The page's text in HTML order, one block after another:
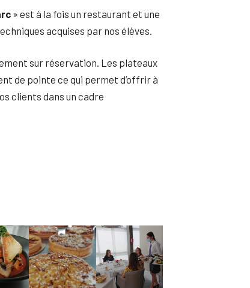
» est à la fois un restaurant et une
acquises par nos élèves.
sur réservation. Les plateaux
de pointe ce qui permet d’offrir à
clients dans un cadre